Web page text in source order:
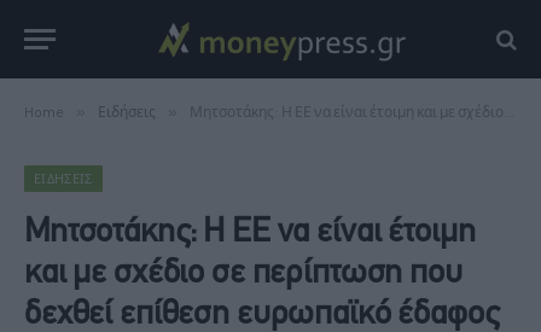
Home Ειδήσεις Μητσοτάκης: Η ΕΕ να είναι έτοιμη και με σχέδιο σε περίπτωση που δεχθεί επίθεση ευρωπαϊκό έδαφος
ΕΙΔΉΣΕΙΣ
Μητσοτάκης: Η ΕΕ να είναι έτοιμη
και με σχέδιο σε περίπτωση που
δεχθεί επίθεση ευρωπαϊκό έδαφος